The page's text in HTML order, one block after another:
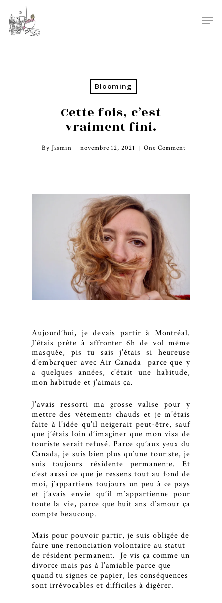
Blooming
Cette fois, c’est
vraiment fini.
By Jasmin novembre 12, 2021 One Comment
Aujourd’hui, je devais partir à Montréal.
J’étais prête à affronter 6h de vol même
masquée, pis tu sais j’étais si heureuse
d’embarquer avec Air Canada parce que y
a quelques années, c’était une habitude,
mon habitude et j’aimais ça.
J’avais ressorti ma grosse valise pour y
mettre des vêtements chauds et je m’étais
faite à l’idée qu’il neigerait peut-être, sauf
que j’étais loin d’imaginer que mon visa de
touriste serait refusé. Parce qu’aux yeux du
Canada, je suis bien plus qu’une touriste, je
suis toujours résidente permanente. Et
c’est aussi ce que je ressens tout au fond de
moi, j’appartiens toujours un peu à ce pays
et j’avais envie qu’il m’appartienne pour
toute la vie, parce que huit ans d’amour ça
compte beaucoup.
Mais pour pouvoir partir, je suis obligée de
faire une renonciation volontaire au statut
de résident permanent. Je vis ça comme un
divorce mais pas à l’amiable parce que
quand tu signes ce papier, les conséquences
sont irrévocables et difficiles à digérer.